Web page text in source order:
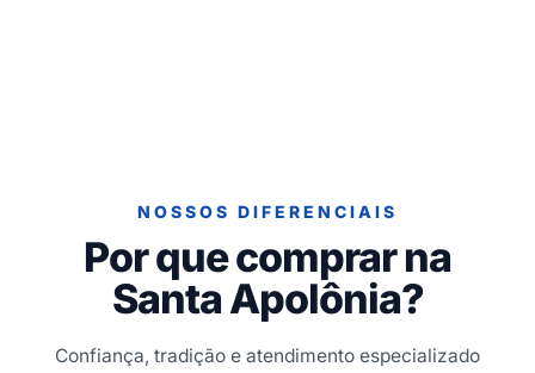
NOSSOS DIFERENCIAIS
Por que comprar na
Santa Apolônia?
Confiança, tradição e atendimento especializado